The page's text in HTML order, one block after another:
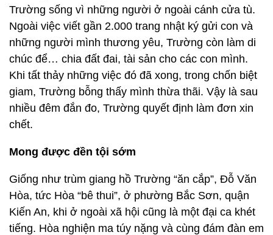
Trường sống vì những người ở ngoài cánh cửa tù.
Ngoài việc viết gần 2.000 trang nhật ký gửi con và
những người mình thương yêu, Trường còn làm di
chúc để… chia đất đai, tài sản cho các con mình.
Khi tất thảy những việc đó đã xong, trong chốn biệt
giam, Trường bỗng thấy mình thừa thãi. Vậy là sau
nhiều đêm đắn đo, Trường quyết định làm đơn xin
chết.
Mong được đền tội sớm
Giống như trùm giang hồ Trường “ăn cắp”, Đỗ Văn
Hòa, tức Hòa “bê thui”, ở phường Bắc Sơn, quận
Kiến An, khi ở ngoài xã hội cũng là một đại ca khét
tiếng. Hòa nghiện ma túy nặng và cùng đám đàn em